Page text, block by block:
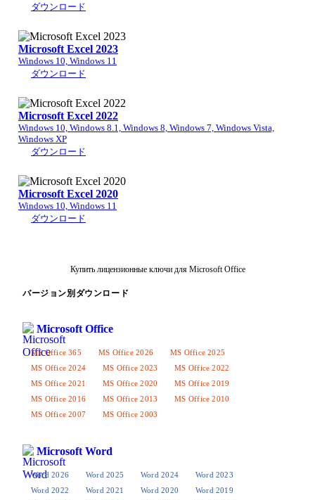
ダウンロード
Microsoft Excel 2023
Windows 10, Windows 11
ダウンロード
Microsoft Excel 2022
Windows 10, Windows 8.1, Windows 8, Windows 7, Windows Vista,
Windows XP
ダウンロード
Microsoft Excel 2020
Windows 10, Windows 11
ダウンロード
Купить лицензионные ключи для Microsoft Office
バージョン別ダウンロード
Microsoft Office
MS Office 365 MS Office 2026
MS Office 2025
MS Office 2024
MS Office 2023
MS Office 2022
MS Office 2021
MS Office 2020
MS Office 2019
MS Office 2016
MS Office 2013
MS Office 2010
MS Office 2007
MS Office 2003
Microsoft Word
Word 2026 Word 2025 Word 2024
Word 2023
Word 2022
Word 2021 Word 2020
Word 2019